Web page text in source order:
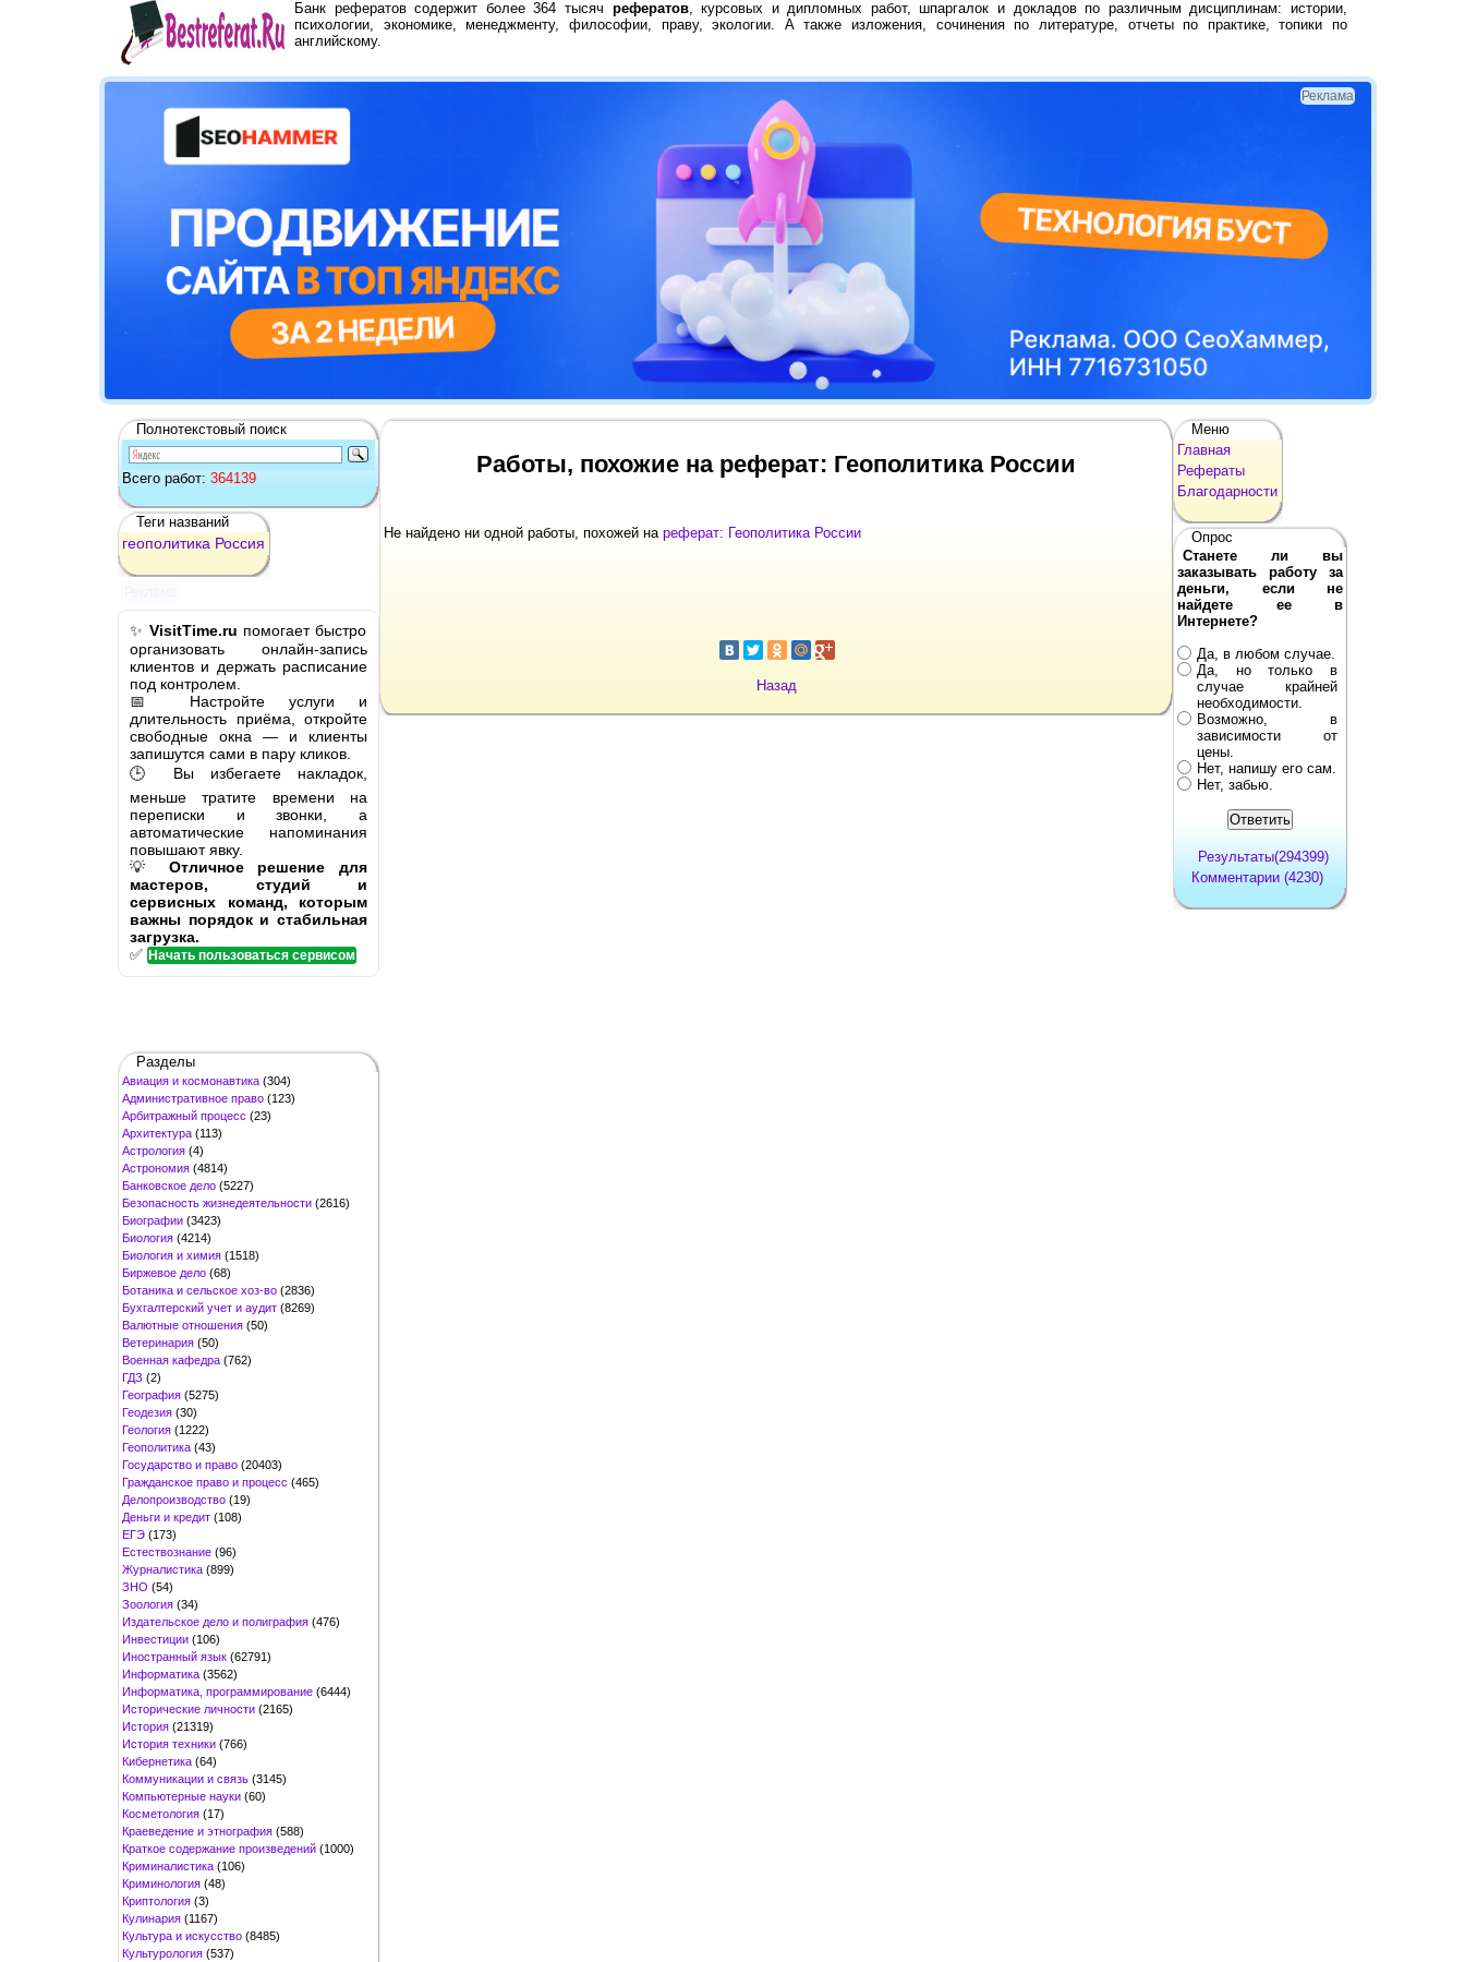
Банк рефератов содержит более 364 тысяч рефератов, курсовых и дипломных работ, шпаргалок и докладов по различным дисциплинам: истории,
психологии, экономике, менеджменту, философии, праву, экологии. А также изложения, сочинения по литературе, отчеты по практике, топики по
английскому.
Реклама
Полнотекстовый поиск
Всего работ: 364139
Теги названий
геополитика Россия
✨ VisitTime.ru помогает быстро
организовать онлайн-запись
клиентов и держать расписание
под контролем.
📅 Настройте услуги и
длительность приёма, откройте
свободные окна — и клиенты
запишутся сами в пару кликов.
🕒 Вы избегаете накладок,
меньше тратите времени на
переписки и звонки, а
автоматические напоминания
повышают явку.
💡 Отличное решение для
мастеров, студий и
сервисных команд, которым
важны порядок и стабильная
загрузка.
✅ Начать пользоваться сервисом
Разделы
Авиация и космонавтика (304)
Административное право (123)
Арбитражный процесс (23)
Архитектура (113)
Астрология (4)
Астрономия (4814)
Банковское дело (5227)
Безопасность жизнедеятельности (2616)
Биографии (3423)
Биология (4214)
Биология и химия (1518)
Биржевое дело (68)
Ботаника и сельское хоз-во (2836)
Бухгалтерский учет и аудит (8269)
Валютные отношения (50)
Ветеринария (50)
Военная кафедра (762)
ГДЗ (2)
География (5275)
Геодезия (30)
Геология (1222)
Геополитика (43)
Государство и право (20403)
Гражданское право и процесс (465)
Делопроизводство (19)
Деньги и кредит (108)
ЕГЭ (173)
Естествознание (96)
Журналистика (899)
ЗНО (54)
Зоология (34)
Издательское дело и полиграфия (476)
Инвестиции (106)
Иностранный язык (62791)
Информатика (3562)
Информатика, программирование (6444)
Исторические личности (2165)
История (21319)
История техники (766)
Кибернетика (64)
Коммуникации и связь (3145)
Компьютерные науки (60)
Косметология (17)
Краеведение и этнография (588)
Краткое содержание произведений (1000)
Криминалистика (106)
Криминология (48)
Криптология (3)
Кулинария (1167)
Культура и искусство (8485)
Культурология (537)
Работы, похожие на реферат: Геополитика России
Не найдено ни одной работы, похожей на реферат: Геополитика России
Назад
Меню
Главная
Рефераты
Благодарности
Опрос
Станете ли вы
заказывать работу за
деньги, если не
найдете ее в
Интернете?
Да, в любом случае.
Да, но только в
случае крайней
необходимости.
Возможно, в
зависимости от
цены.
Нет, напишу его сам.
Нет, забью.
Результаты(294399)
Комментарии (4230)